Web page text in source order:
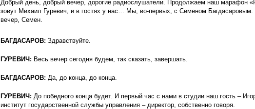
Добрый день, добрый вечер, дорогие радиослушатели. Продолжаем наш марафон
зовут Михаил Гуревич, и в гостях у нас… Мы, во-первых, с Семеном Багдасаровым.
вечер, Семен.
БАГДАСАРОВ: Здравствуйте.
ГУРЕВИЧ: Весь вечер сегодня будем, так сказать, завершать.
БАГДАСАРОВ: Да, до конца, до конца.
ГУРЕВИЧ: До победного конца будет. И первый час с нами в студии наш гость –
институт государственной службы управления – директор, собственно говоря.